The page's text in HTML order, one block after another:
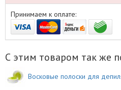
Принимаем к оплате:
С этим товаром так же
Восковые полоски для